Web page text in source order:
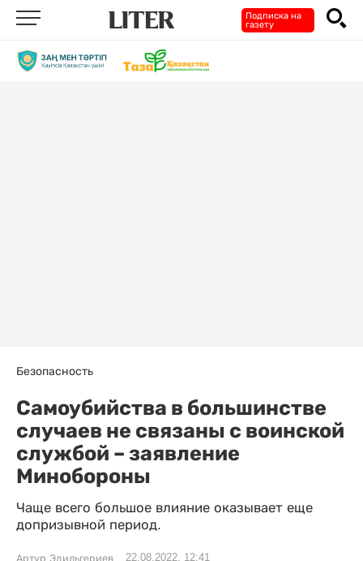
Подписка на
газету
Безопасность
Самоубийства в большинстве
случаев не связаны с воинской
службой – заявление
Минобороны
Чаще всего большое влияние оказывает еще
допризывной период.
Артур Эдильгериев 22.08.2022, 12:41